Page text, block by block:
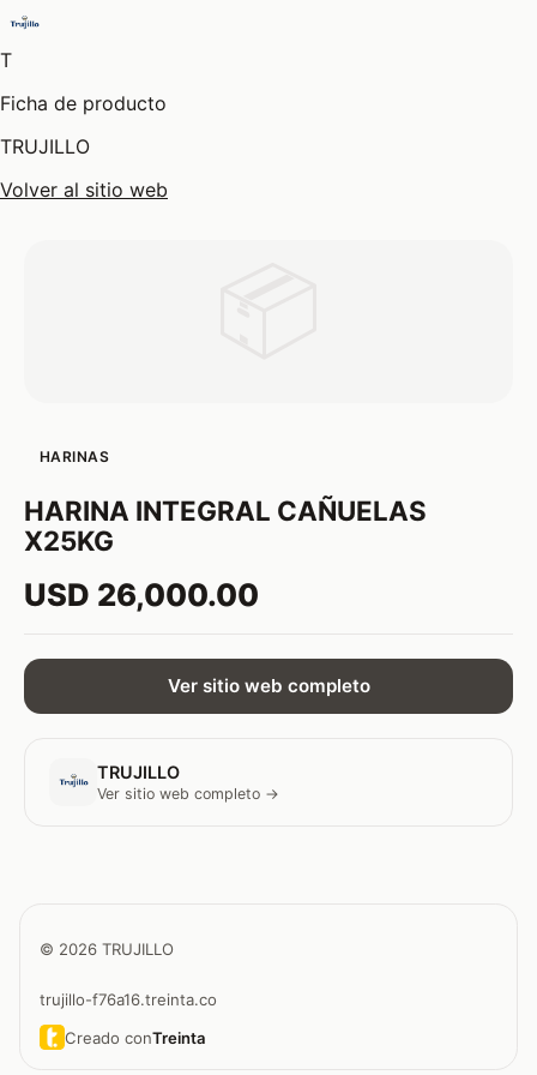
T
Ficha de producto
TRUJILLO
Volver al sitio web
HARINAS
HARINA INTEGRAL CAÑUELAS
X25KG
USD 26,000.00
Ver sitio web completo
TRUJILLO
Ver sitio web completo →
© 2026 TRUJILLO
trujillo-f76a16.treinta.co
Creado conTreinta